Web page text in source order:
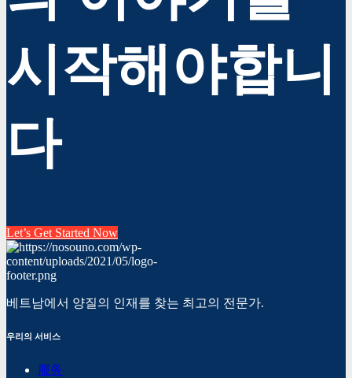
시작해야합니
다
Let’s Get Started Now
베트남에서 양질의 인재를 찾는 최고의 전문가.
우리의 서비스
服务